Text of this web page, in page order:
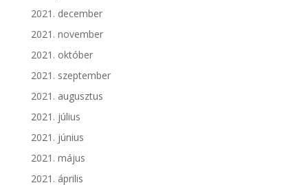
2021. december
2021. november
2021. október
2021. szeptember
2021. augusztus
2021. július
2021. június
2021. május
2021. április